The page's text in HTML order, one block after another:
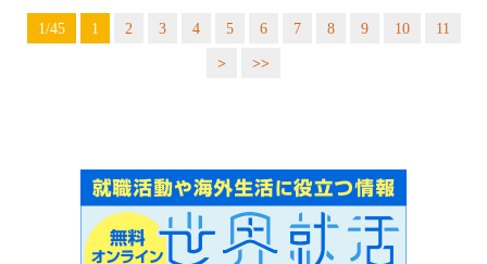
1/45 1 2 3 4 5 6 7 8 9 10
11
>
>>